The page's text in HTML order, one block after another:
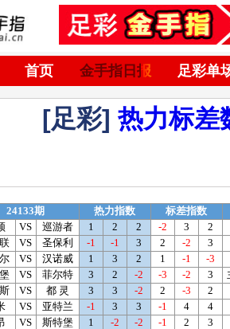
首页 金手指日报 足彩单
[足彩] 热力标差
24133期 热力指数
标差指数
VS 巡游者 1 2 2 -2 3
2
VS 圣保利 -1 -1 3 2 -2
3
VS 汉诺威 1 3 2 1 -1
-3
VS 菲尔特 3 2 -2 -3 -2 3
VS 都 灵 3 3 -2 2 -3
2
VS 亚特兰 -1 3 3 -1 4
4
VS 斯特堡 1 -2 -2 -1 2
3